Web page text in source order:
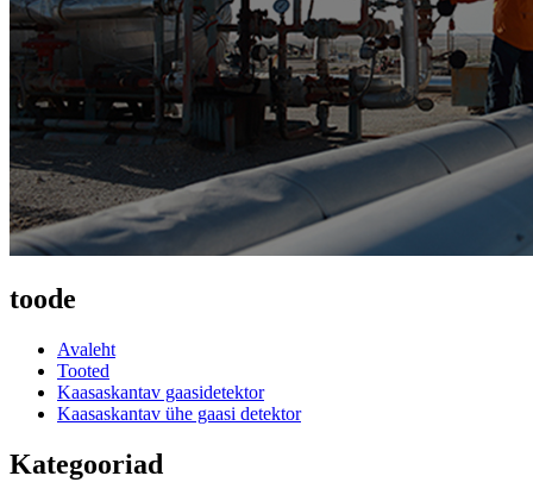
toode
Avaleht
Tooted
Kaasaskantav gaasidetektor
Kaasaskantav ühe gaasi detektor
Kategooriad